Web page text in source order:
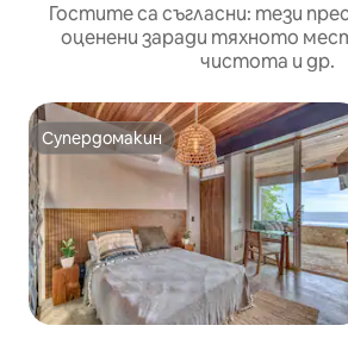
Гостите са съгласни: тези
оценени заради тяхното
чистота и др.
Супердомакин
Супердомакин